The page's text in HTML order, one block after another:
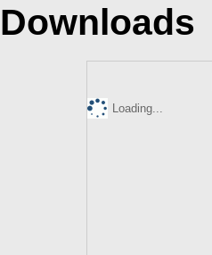
Downloads
Loading...